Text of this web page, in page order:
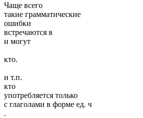
Чаще всего
такие грамматические
ошибки
встречаются в
и могут
кто.
и т.п.
кто
употребляется только
с глаголами в форме ед. ч
.